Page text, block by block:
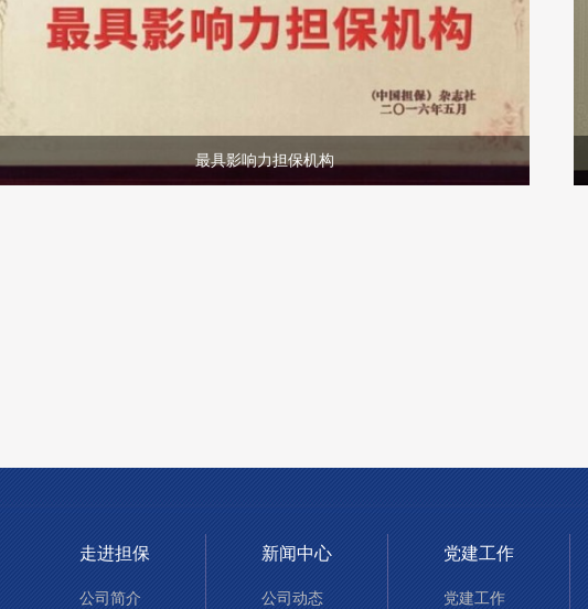
最具影响力担保机构
走进担保
公司简介
新闻中心
公司动态
党建工作
党建工作